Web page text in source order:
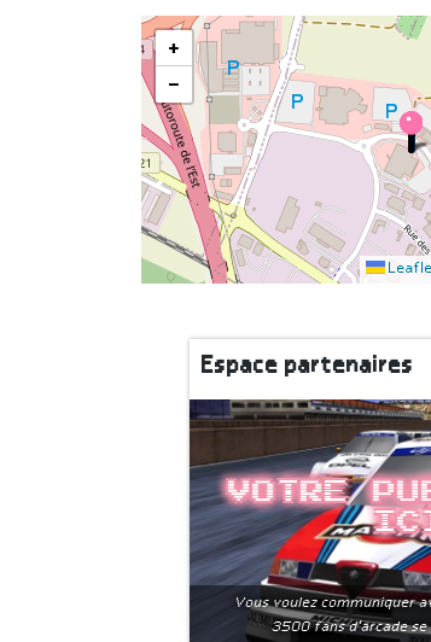
+
−
Espace partenaires
Votre
Vous voulez communiquer
3500 fans d'arcade